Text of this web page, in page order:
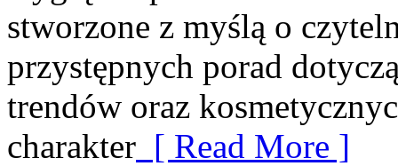
stworzone z myślą o
przystępnych porad
trendów oraz
charakter [ Read More ]